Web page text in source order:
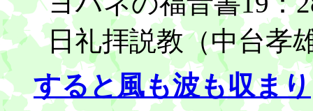
日礼拝説教（中台孝
すると風も波も収まり